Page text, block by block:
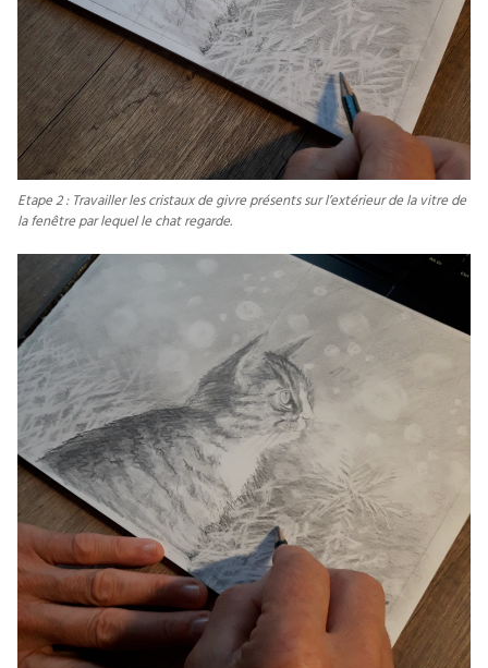
Etape 2 : Travailler les cristaux de givre présents sur l’extérieur de la vitre de
la fenêtre par lequel le chat regarde.